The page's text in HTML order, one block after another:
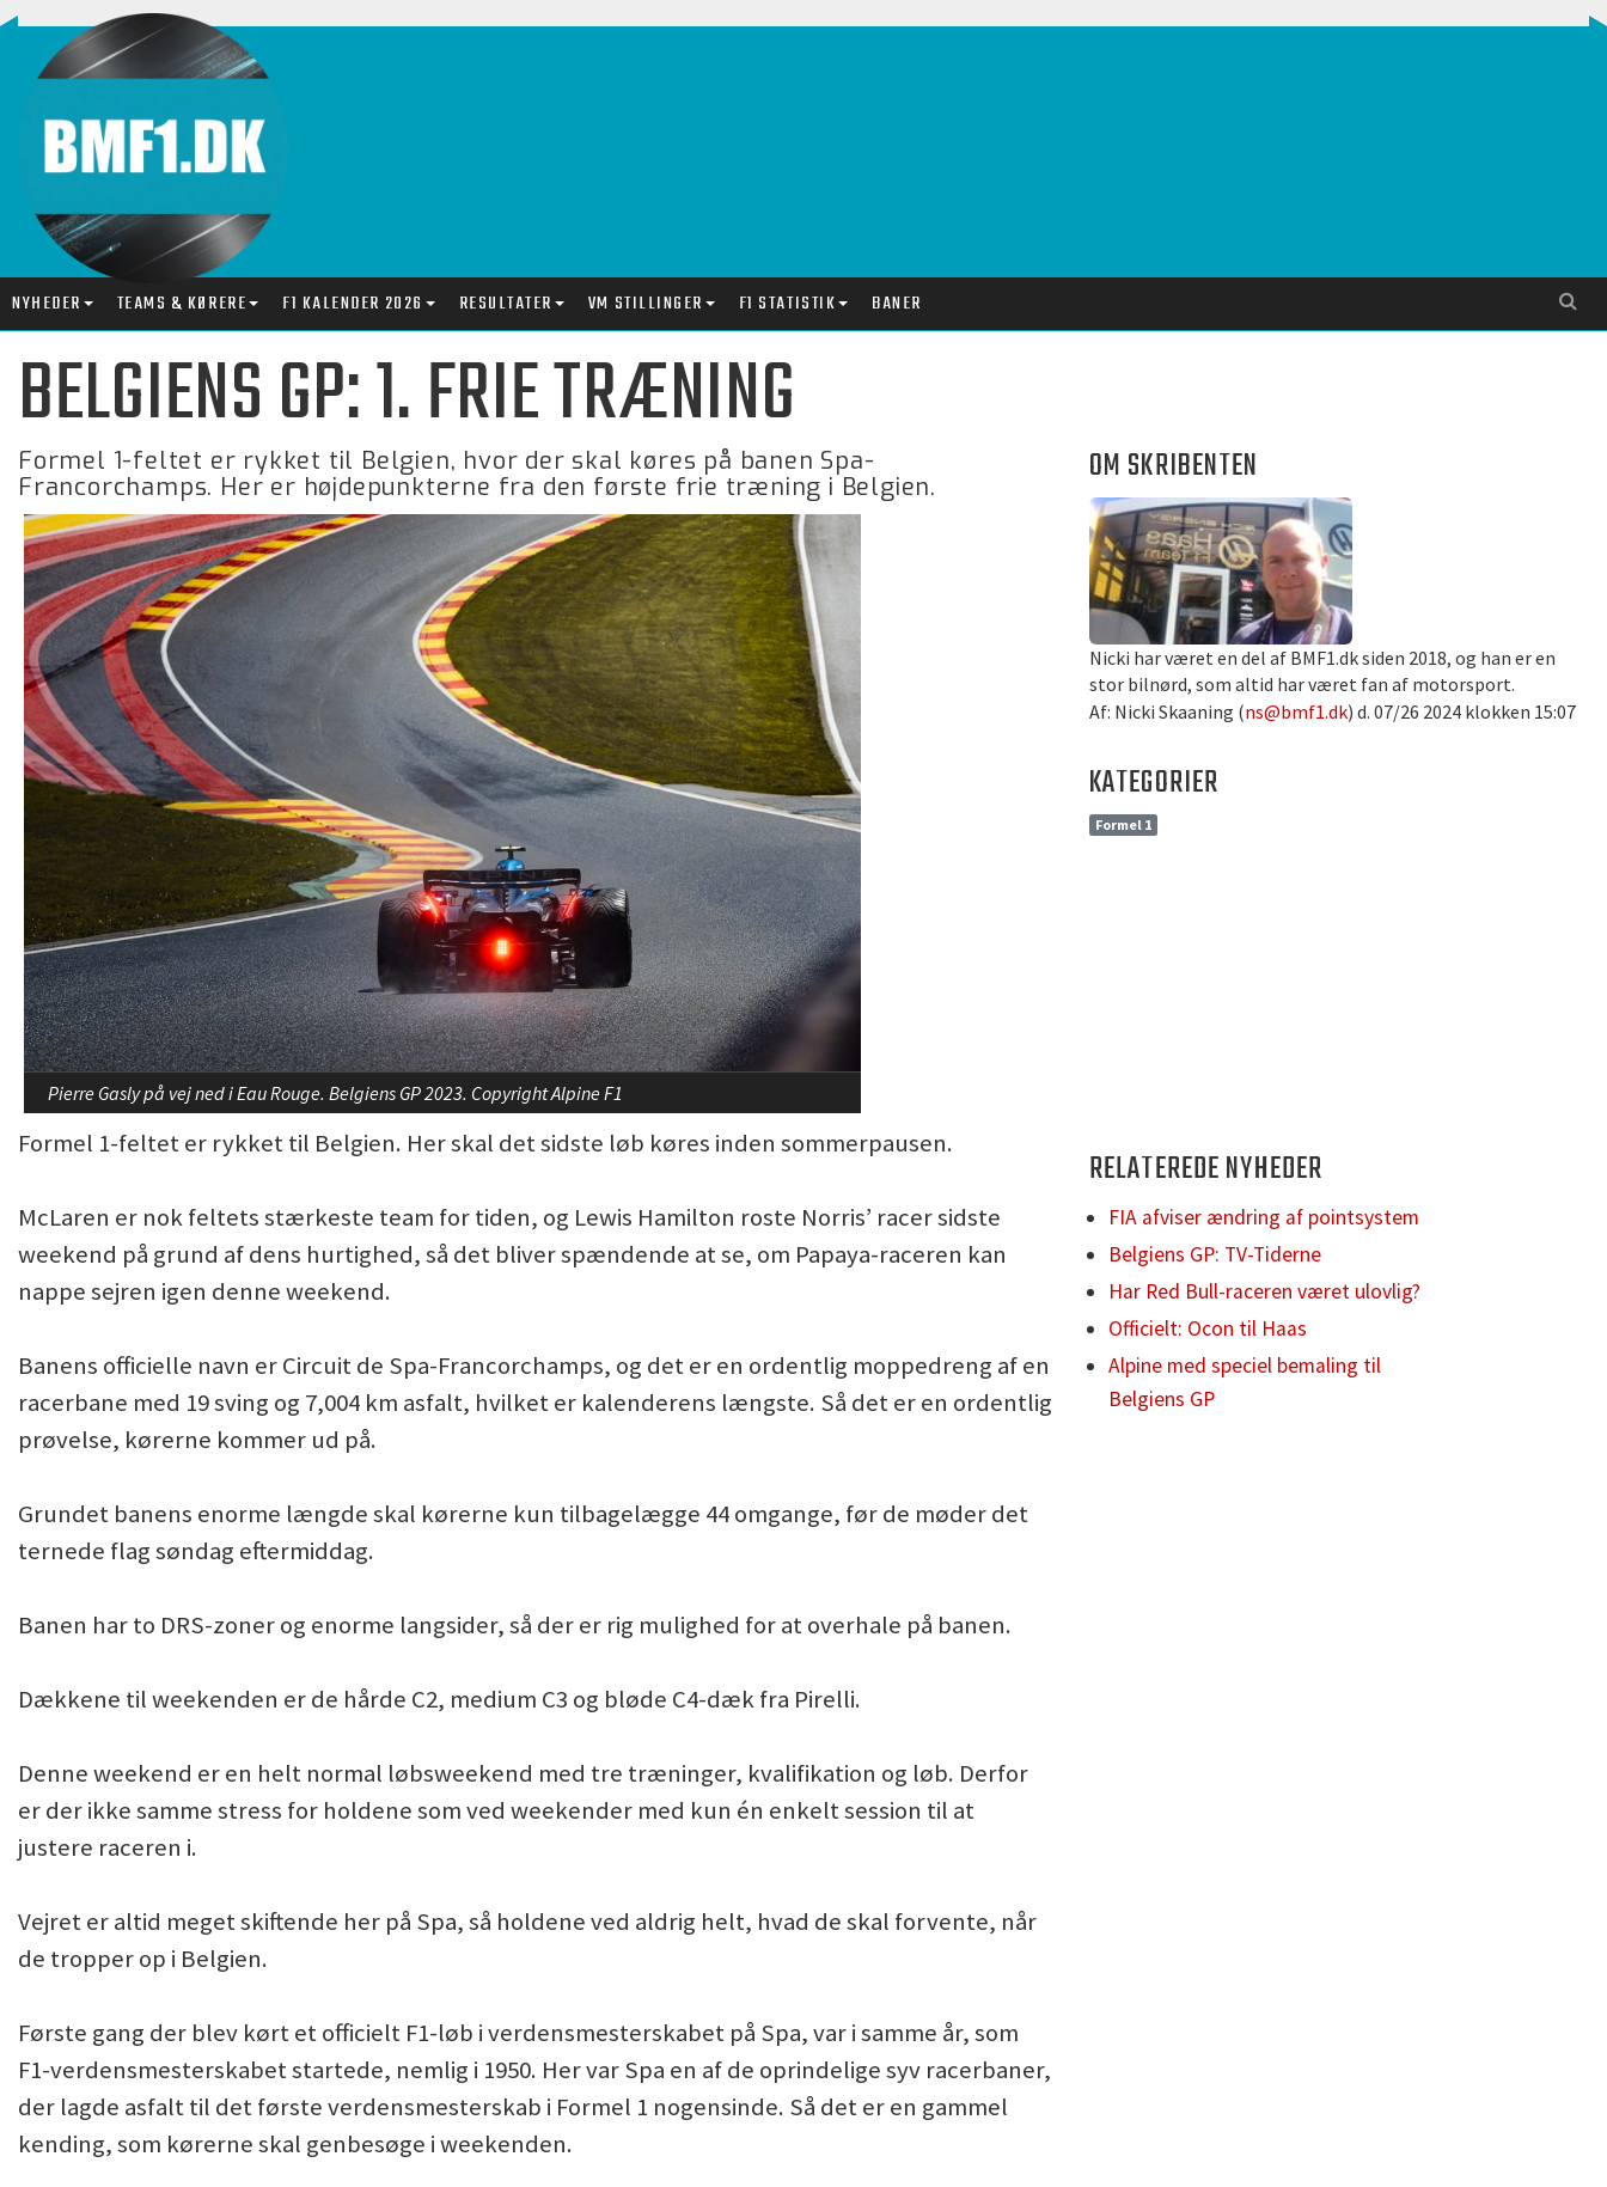
NYHEDER TEAMS & KØRERE F1 KALENDER 2026 RESULTATER VM STILLINGER F1 STATISTIK BANER
BELGIENS GP: 1. FRIE TRÆNING
Formel 1-feltet er rykket til Belgien, hvor der skal køres på banen Spa-
Francorchamps. Her er højdepunkterne fra den første frie træning i Belgien.
Pierre Gasly på vej ned i Eau Rouge. Belgiens GP 2023. Copyright Alpine F1
OM SKRIBENTEN
Nicki har været en del af BMF1.dk siden 2018, og han er en
stor bilnørd, som altid har været fan af motorsport.
Af: Nicki Skaaning (ns@bmf1.dk) d. 07/26 2024 klokken 15:07
KATEGORIER
Formel 1
Formel 1-feltet er rykket til Belgien. Her skal det sidste løb køres inden sommerpausen.
McLaren er nok feltets stærkeste team for tiden, og Lewis Hamilton roste Norris’ racer sidste
weekend på grund af dens hurtighed, så det bliver spændende at se, om Papaya-raceren kan
nappe sejren igen denne weekend.
Banens officielle navn er Circuit de Spa-Francorchamps, og det er en ordentlig moppedreng af en
racerbane med 19 sving og 7,004 km asfalt, hvilket er kalenderens længste. Så det er en ordentlig
prøvelse, kørerne kommer ud på.
Grundet banens enorme længde skal kørerne kun tilbagelægge 44 omgange, før de møder det
ternede flag søndag eftermiddag.
Banen har to DRS-zoner og enorme langsider, så der er rig mulighed for at overhale på banen.
Dækkene til weekenden er de hårde C2, medium C3 og bløde C4-dæk fra Pirelli.
Denne weekend er en helt normal løbsweekend med tre træninger, kvalifikation og løb. Derfor
er der ikke samme stress for holdene som ved weekender med kun én enkelt session til at
justere raceren i.
Vejret er altid meget skiftende her på Spa, så holdene ved aldrig helt, hvad de skal forvente, når
de tropper op i Belgien.
Første gang der blev kørt et officielt F1-løb i verdensmesterskabet på Spa, var i samme år, som
F1-verdensmesterskabet startede, nemlig i 1950. Her var Spa en af de oprindelige syv racerbaner,
der lagde asfalt til det første verdensmesterskab i Formel 1 nogensinde. Så det er en gammel
kending, som kørerne skal genbesøge i weekenden.
RELATEREDE NYHEDER
FIA afviser ændring af pointsystem
Belgiens GP: TV-Tiderne
Har Red Bull-raceren været ulovlig?
Officielt: Ocon til Haas
Alpine med speciel bemaling til
Belgiens GP